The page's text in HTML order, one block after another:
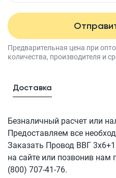
Предварительная цена при
количества, производителя и
Доставка
Безналичный расчет или
Предоставляем все
Заказать Провод ВВГ
на сайте или позвонив нам
(800) 707-41-76.